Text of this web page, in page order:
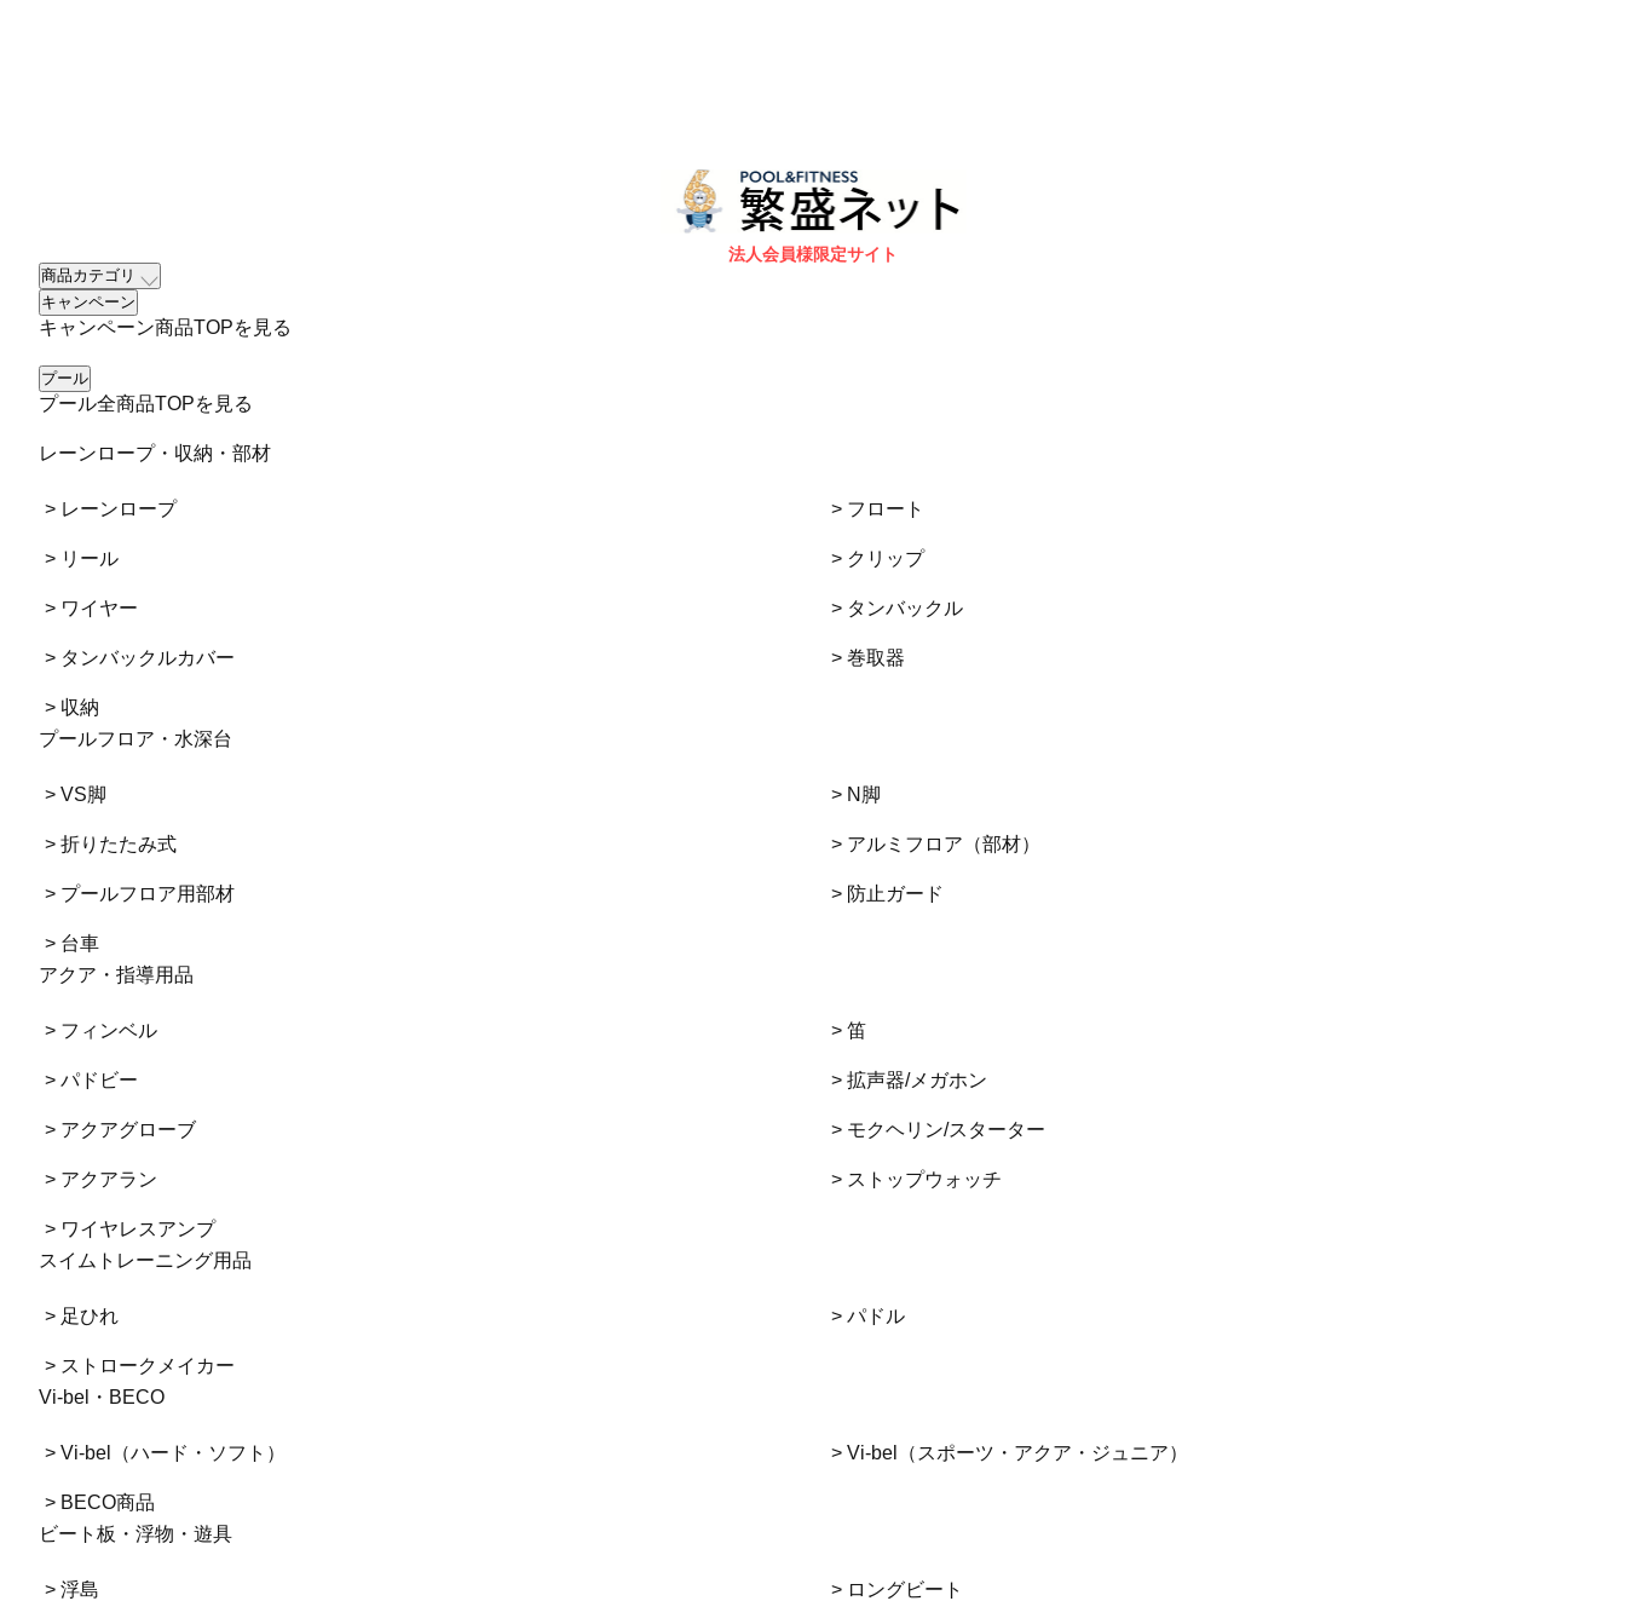
法人会員様限定サイト
商品カテゴリ
キャンペーン
キャンペーン商品TOPを見る
プール
プール全商品TOPを見る
レーンロープ・収納・部材
> レーンロープ
> リール
> ワイヤー
> タンバックルカバー
> 収納
> フロート
> クリップ
> タンバックル
> 巻取器
プールフロア・水深台
> VS脚
> 折りたたみ式
> プールフロア用部材
> 台車
> N脚
> アルミフロア（部材）
> 防止ガード
アクア・指導用品
> フィンベル
> パドビー
> アクアグローブ
> アクアラン
> ワイヤレスアンプ
> 笛
> 拡声器/メガホン
> モクヘリン/スターター
> ストップウォッチ
スイムトレーニング用品
> 足ひれ
> ストロークメイカー
> パドル
Vi-bel・BECO
> Vi-bel（ハード・ソフト）
> BECO商品
> Vi-bel（スポーツ・アクア・ジュニア）
ビート板・浮物・遊具
> 浮島 > ロングビート